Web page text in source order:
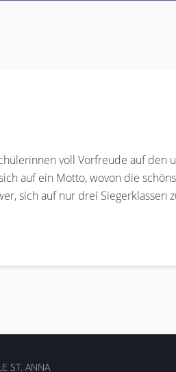
voll Vorfreude auf
auf ein Motto, wovon die
sich auf nur drei Siegerklassen
ST. ANNA